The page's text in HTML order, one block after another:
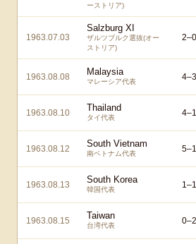
ーストリア)
1963.07.03
Salzburg XI
ザルツブルク選抜(オー
ストリア)
2–0
1963.08.08 Malaysia
マレーシア代表 4–3
1963.08.10 Thailand
タイ代表 4–1
1963.08.12 South Vietnam
南ベトナム代表 5–1
1963.08.13 South Korea
韓国代表 1–1
1963.08.15 Taiwan
台湾代表 0–2